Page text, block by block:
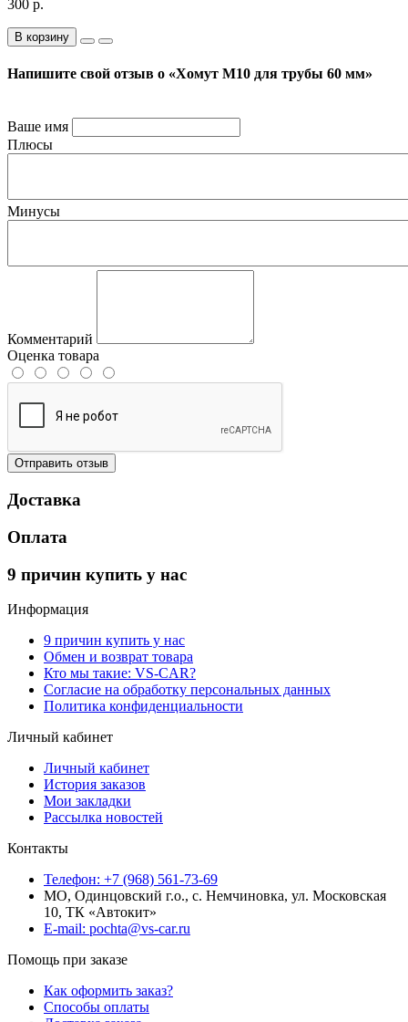
300 р.
В корзину
Напишите свой отзыв о «Хомут М10 для трубы 60 мм»
Ваше имя
Плюсы
Минусы
Комментарий
Оценка товара
Отправить отзыв
Доставка
Оплата
9 причин купить у нас
Информация
9 причин купить у нас
Обмен и возврат товара
Кто мы такие: VS-CAR?
Согласие на обработку персональных данных
Политика конфиденциальности
Личный кабинет
Личный кабинет
История заказов
Мои закладки
Рассылка новостей
Контакты
Телефон: +7 (968) 561-73-69
МО, Одинцовский г.о., с. Немчиновка, ул. Московская
10, ТК «Автокит»
E-mail: pochta@vs-car.ru
Помощь при заказе
Как оформить заказ?
Способы оплаты